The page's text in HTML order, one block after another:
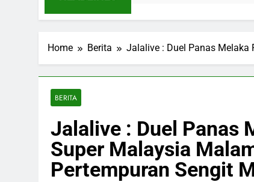
Home Berita Jalalive : Duel Panas Melaka
BERITA
Jalalive : Duel Panas
Super Malaysia
Pertempuran Sengit